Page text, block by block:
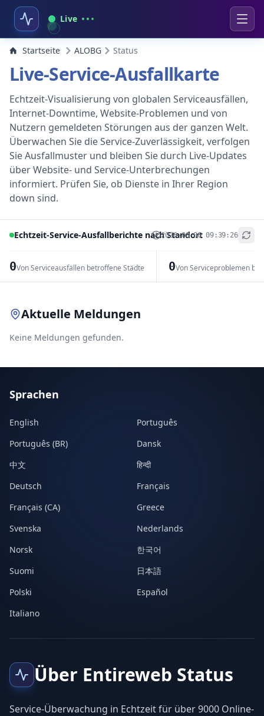
Live
Startseite ALOBG Status
Live-Service-Ausfallkarte
Echtzeit-Visualisierung von globalen Serviceausfällen,
Internet-Downtime, Website-Problemen und von
Nutzern gemeldeten Störungen aus der ganzen Welt.
Überwachen Sie die Service-Zuverlässigkeit, verfolgen
Sie Ausfallmuster und bleiben Sie durch Live-Updates
über Website- und Service-Unterbrechungen
informiert. Prüfen Sie, ob Dienste in Ihrer Region
down sind.
Echtzeit-Service-Ausfallberichte nach Standort
2026-08-06 09:39:26
0Von Serviceausfällen betroffene Städte 0Von Serviceproblemen
+
Aktuelle Meldungen
Keine Meldungen gefunden.
Sprachen
English
Português
Português (BR)
Dansk
中文
हिन्दी
Deutsch
Français
Français (CA)
Greece
Svenska
Nederlands
Norsk
한국어
Suomi
日本語
Polski
Español
Italiano
Über Entireweb Status
Service-Überwachung in Echtzeit für über 9000 Online-